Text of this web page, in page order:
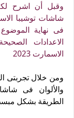
وقبل أن اشرح
شاشات توشيبا
فى نهاية
الاعدادات
الاسمارت 2023
ومن خلال تجربتى
والألوان فى
الطريقة بشكل